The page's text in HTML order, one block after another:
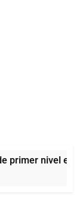
primer nivel en